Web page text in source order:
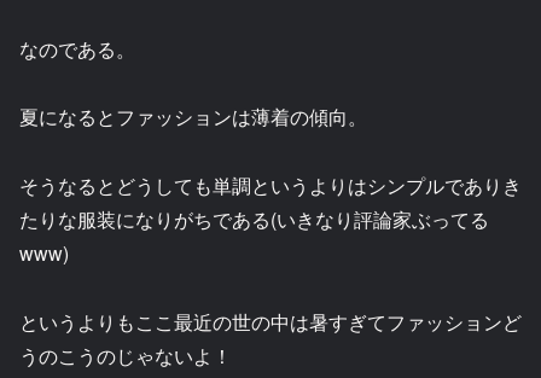
なのである。
夏になるとファッションは薄着の傾向。
そうなるとどうしても単調というよりはシンプルでありき
たりな服装になりがちである(いきなり評論家ぶってる
www)
というよりもここ最近の世の中は暑すぎてファッションど
うのこうのじゃないよ！